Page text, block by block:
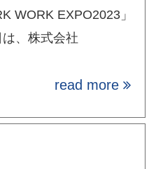
WORK EXPO2023」
、株式会社
read more